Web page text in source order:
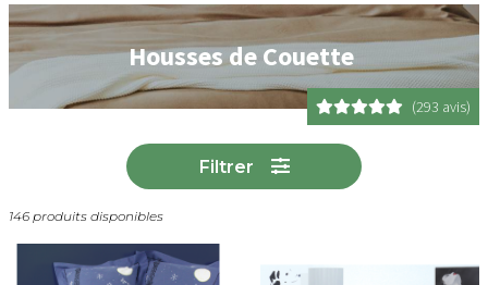
Housses de Couette
(293 avis)
Filtrer
146 produits disponibles